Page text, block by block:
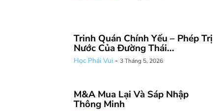
Trinh Quán Chính Yếu – Phép Trị
Nước Của Đường Thái...
Học Phải Vui - 3 Tháng 5, 2026
M&A Mua Lại Và Sáp Nhập
Thông Minh